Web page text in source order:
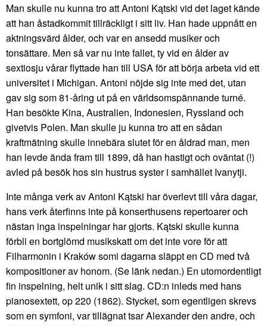
Man skulle nu kunna tro att Antoni Kątski vid det laget kände
att han åstadkommit tillräckligt i sitt liv. Han hade uppnått en
aktningsvärd ålder, och var en ansedd musiker och
tonsättare. Men så var nu inte fallet, ty vid en ålder av
sextiosju vårar flyttade han till USA för att börja arbeta vid ett
universitet i Michigan. Antoni nöjde sig inte med det, utan
gav sig som 81-åring ut på en världsomspännande turné.
Han besökte Kina, Australien, Indonesien, Ryssland och
givetvis Polen. Man skulle ju kunna tro att en sådan
kraftmätning skulle innebära slutet för en åldrad man, men
han levde ända fram till 1899, då han hastigt och oväntat (!)
avled på besök hos sin hustrus syster i samhället Ivanytji.
Inte många verk av Antoni Kątski har överlevt till våra dagar,
hans verk återfinns inte på konserthusens repertoarer och
nästan inga inspelningar har gjorts. Kątski skulle kunna
förbli en bortglömd musikskatt om det inte vore för att
Filharmonin i Kraków somi dagarna släppt en CD med två
kompositioner av honom. (Se länk nedan.) En utomordentligt
fin inspelning, helt unik i sitt slag. CD:n inleds med hans
pianosextett, op 220 (1862). Stycket, som egentligen skrevs
som en symfoni, var tillägnat tsar Alexander den andre, och